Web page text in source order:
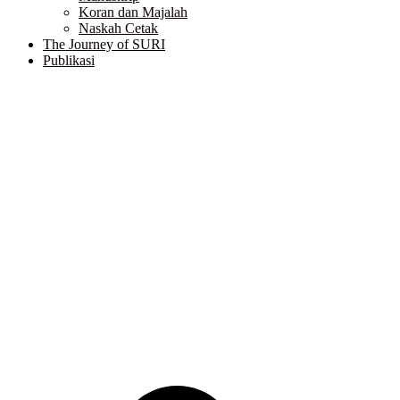
Koran dan Majalah
Naskah Cetak
The Journey of SURI
Publikasi